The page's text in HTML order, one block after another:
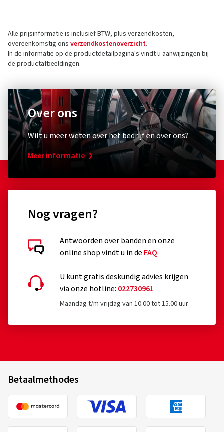
Alle prijsinformatie is inclusief BTW, plus verzendkosten,
overeenkomstig ons verzendkostenoverzicht.
In de informatie op de productdetailpagina's vindt u aanwijzingen bij
de productafbeeldingen.
Over ons
Wilt u meer weten over het bedrijf en over ons?
Meer informatie
Nog vragen?
Antwoorden over banden en onze
online shop vindt u in de FAQ.
U kunt gratis deskundig advies krijgen
via onze hotline: 022730961
Maandag t/m vrijdag van 10.00 tot 15.00 uur
Betaalmethodes